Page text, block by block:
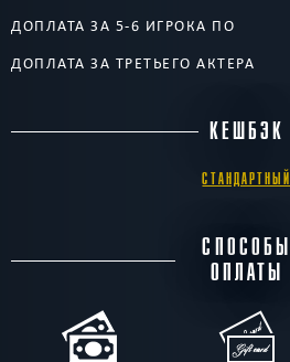
ДОПЛАТА ЗА 5-6 ИГРОКА ПО
ДОПЛАТА ЗА ТРЕТЬЕГО АКТЕРА
КЕШБЭК
СТАНДАРТНЫЙ
СПОСОБЫ
ОПЛАТЫ